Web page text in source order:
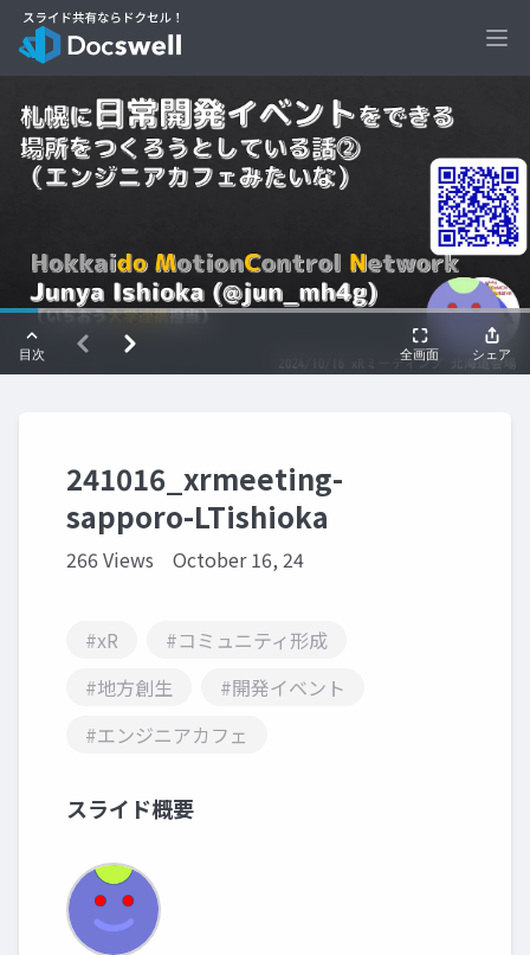
241016_xrmeeting-
sapporo-LTishioka
266 Views October 16, 24
#xR
#コミュニティ形成
#地方創生
#開発イベント
#エンジニアカフェ
スライド概要